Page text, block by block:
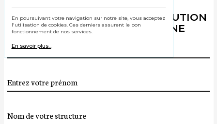
PARLONS DE VOTRE CONTRIBUTION
À LA NEUTRALITÉ CARBONE
En poursuivant votre navigation sur notre site, vous acceptez
l'utilisation de cookies. Ces derniers assurent le bon
fonctionnement de nos services.
En savoir plus...